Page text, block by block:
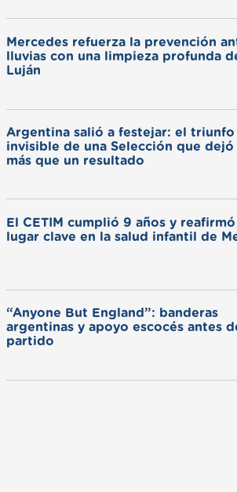
Mercedes refuerza la prevención
lluvias con una limpieza profunda
Luján
Argentina salió a festejar: el triunfo
invisible de una Selección que dejó
más que un resultado
El CETIM cumplió 9 años y reafirmó
lugar clave en la salud infantil de
“Anyone But England”: banderas
argentinas y apoyo escocés antes
partido